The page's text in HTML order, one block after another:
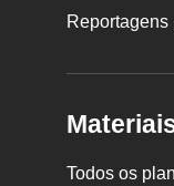
Todos os